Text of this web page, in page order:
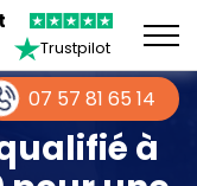
Trustpilot
à
07 57 81 65 14